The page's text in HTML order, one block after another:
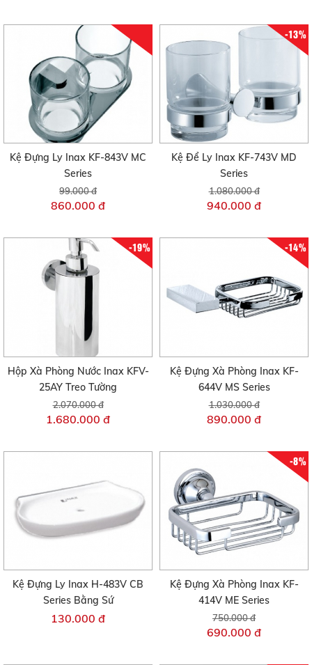
Kệ Đựng Ly Inax KF-843V MC
Series
99.000 đ
860.000 đ
-13%
Kệ Để Ly Inax KF-743V MD
Series
1.080.000 đ
940.000 đ
-19%
Hộp Xà Phòng Nước Inax KFV-
25AY Treo Tường
2.070.000 đ
1.680.000 đ
-14%
Kệ Đựng Xà Phòng Inax KF-
644V MS Series
1.030.000 đ
890.000 đ
Kệ Đựng Ly Inax H-483V CB
Series Bằng Sứ
130.000 đ
-8%
Kệ Đựng Xà Phòng Inax KF-
414V ME Series
750.000 đ
690.000 đ